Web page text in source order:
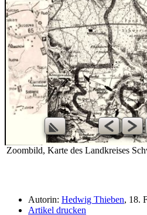
Zoombild, Karte des Landkreises
Autorin: Hedwig Thieben, 18.
Artikel drucken